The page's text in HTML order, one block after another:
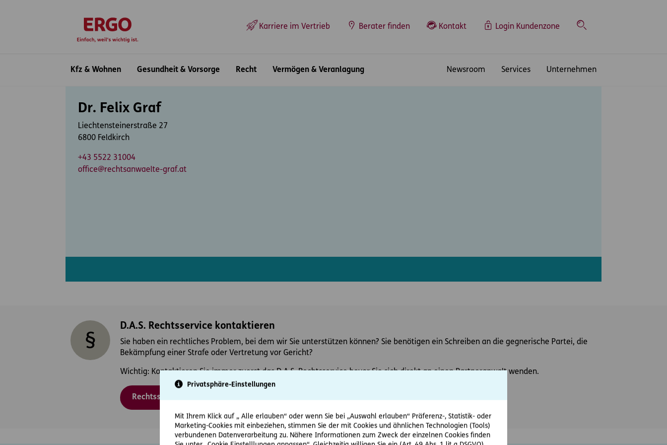
Privatsphäre-Einstellungen
Mit Ihrem Klick auf „ Alle erlauben“ oder wenn Sie bei „Auswahl erlauben“ Präferenz-, Statistik- oder
Marketing-Cookies mit einbeziehen, stimmen Sie der mit Cookies und ähnlichen Technologien (Tools)
verbundenen Datenverarbeitung zu. Nähere Informationen zum Zweck der einzelnen Cookies finden
Karriere im Vertrieb Berater finden Kontakt Login Kundenzone
Suche
Kfz & Wohnen
Gesundheit & Vorsorge Recht Vermögen & Veranlagung Newsroom Services Unternehmen
Dr. Felix Graf
Liechtensteinerstraße 27
6800 Feldkirch
+43 5522 31004
office@rechtsanwaelte-graf.at
D.A.S. Rechtsservice kontaktieren
Sie haben ein rechtliches Problem, bei dem wir Sie unterstützen können? Sie benötigen ein Schreiben an die gegnerische Partei, die
Bekämpfung einer Strafe oder Vertretung vor Gericht?
Wichtig: Kontaktieren Sie immer zuerst das D.A.S. Rechtsservice bevor Sie sich direkt an einen Partneranwalt wenden.
Rechtsschutzfall melden